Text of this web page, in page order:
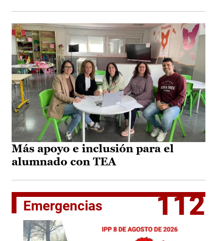
Más apoyo e inclusión para el
alumnado con TEA
Emergencias 112